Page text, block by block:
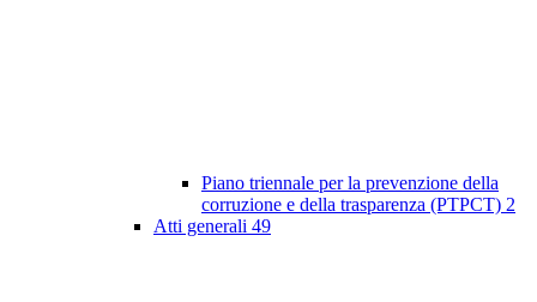
Piano triennale per la prevenzione della
corruzione e della trasparenza (PTPCT) 2
Atti generali 49